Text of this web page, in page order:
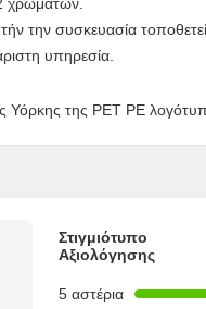
χρωμάτων.
την συσκευασία
υπηρεσία.
Στιγμιότυπο
Αξιολόγησης
5 αστέρια